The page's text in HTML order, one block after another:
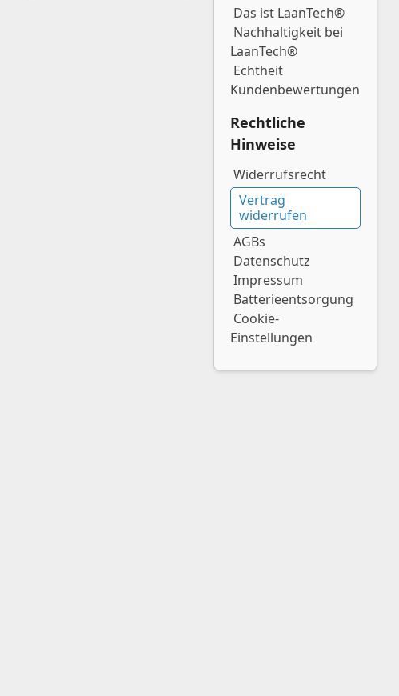
Das ist LaanTech®
Nachhaltigkeit bei
LaanTech®
Echtheit
Kundenbewertungen
Rechtliche
Hinweise
Widerrufsrecht
Vertrag
widerrufen
AGBs
Datenschutz
Impressum
Batterieentsorgung
Cookie-
Einstellungen